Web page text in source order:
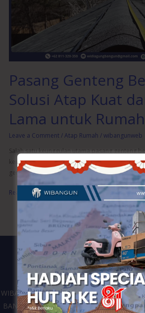
Pasang Genteng
Solusi Atap Kuat
Lama untuk Rumah
Leave a Comment /Atap Rumah /wibangunweb
Salah satu keunggulan utama pasang genteng
kemampuannya dalam melindungi rumah dari
genteng yang presisi serta sistem pemasangan
dan
Tahan
Lama
Read More »
WIBANGUN merupakan kontraktor dari
BANGUN yang bergerak di bidang jasa